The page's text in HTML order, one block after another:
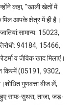
कहा, "खाली खेतों में
मिल आपके क्षेत्र में ही है।
15023,
94184, 15466,
व जैविक खाद मिलाएं।
किस्में (05191, 9302,
गुणवत्ता बीज लें,
साफ-सुथरा, ताजा, जड़-